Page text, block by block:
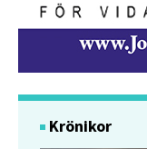
Krönikor